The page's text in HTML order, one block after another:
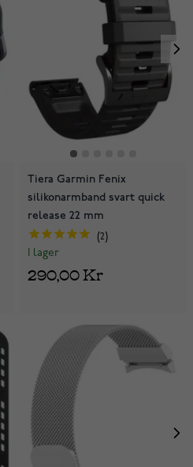
Tiera Garmin Fenix
silikonarmband svart quick
release 22 mm
2
I lager
290,00 Kr